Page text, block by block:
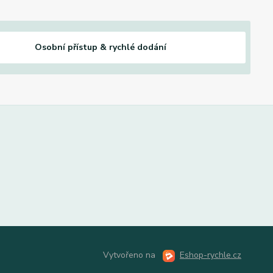
Osobní přístup & rychlé dodání
Vytvořeno na Eshop-rychle.cz